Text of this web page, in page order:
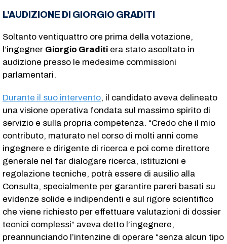
L’AUDIZIONE DI GIORGIO GRADITI
Soltanto ventiquattro ore prima della votazione,
l’ingegner Giorgio Graditi era stato ascoltato in
audizione presso le medesime commissioni
parlamentari.
Durante il suo intervento, il candidato aveva delineato
una visione operativa fondata sul massimo spirito di
servizio e sulla propria competenza. “Credo che il mio
contributo, maturato nel corso di molti anni come
ingegnere e dirigente di ricerca e poi come direttore
generale nel far dialogare ricerca, istituzioni e
regolazione tecniche, potrà essere di ausilio alla
Consulta, specialmente per garantire pareri basati su
evidenze solide e indipendenti e sul rigore scientifico
che viene richiesto per effettuare valutazioni di dossier
tecnici complessi” aveva detto l’ingegnere,
preannunciando l’intenzine di operare “senza alcun tipo